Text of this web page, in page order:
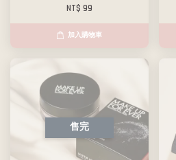
NT$ 99
加入購物車
售完